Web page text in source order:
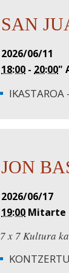
SAN
2026/06/11
18:00 - 20:00"
IKASTAROA
JON
2026/06/17
19:00 Mitarte
7 x 7 Kultura